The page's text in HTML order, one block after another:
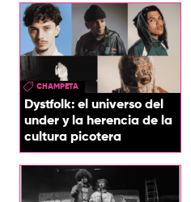
CHAMPETA
Dystfolk: el universo del
under y la herencia de la
cultura picotera